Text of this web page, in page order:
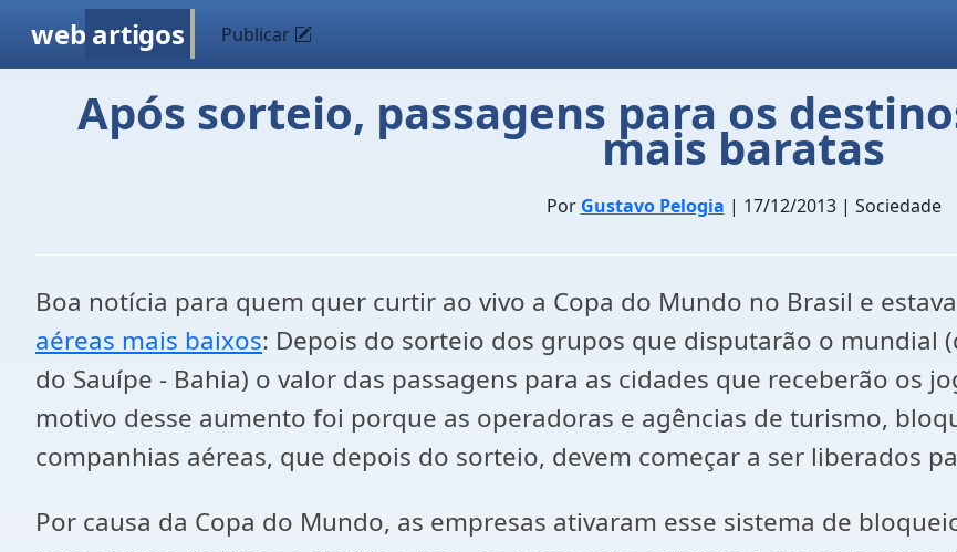
web artigos Publicar
Após sorteio, passagens para os
mais baratas
Por Gustavo Pelogia | 17/12/2013 | Sociedade
Boa notícia para quem quer curtir ao vivo a Copa do Mundo no Brasil e
aéreas mais baixos: Depois do sorteio dos grupos que disputarão o mundial
do Sauípe - Bahia) o valor das passagens para as cidades que receberão os
motivo desse aumento foi porque as operadoras e agências de turismo,
companhias aéreas, que depois do sorteio, devem começar a ser liberados
Por causa da Copa do Mundo, as empresas ativaram esse sistema de